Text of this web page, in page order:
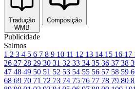
Tradução
WMB
Composição
Publicidade
Salmos
1 2 3 4 5 6 7 8 9 10 11 12 13 14 15 16 17
26 27 28 29 30 31 32 33 34 35 36 37 38
47 48 49 50 51 52 53 54 55 56 57 58 59
68 69 70 71 72 73 74 75 76 77 78 79 80